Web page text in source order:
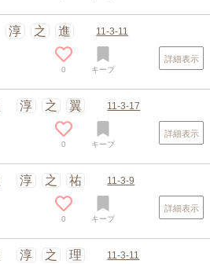
淳 之 進 11-3-11
0 キープ
詳細表示
淳 之 翼 11-3-17
0 キープ
詳細表示
淳 之 祐 11-3-9
0 キープ
詳細表示
淳 之 理 11-3-11